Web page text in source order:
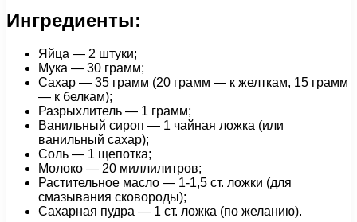
Ингредиенты:
Яйца — 2 штуки;
Мука — 30 грамм;
Сахар — 35 грамм (20 грамм — к желткам, 15 грамм
— к белкам);
Разрыхлитель — 1 грамм;
Ванильный сироп — 1 чайная ложка (или
ванильный сахар);
Соль — 1 щепотка;
Молоко — 20 миллилитров;
Растительное масло — 1-1,5 ст. ложки (для
смазывания сковороды);
Сахарная пудра — 1 cт. ложка (по желанию).